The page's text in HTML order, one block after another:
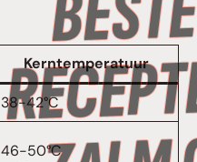
Kerntemperatuur
38-42°C
46-50°C